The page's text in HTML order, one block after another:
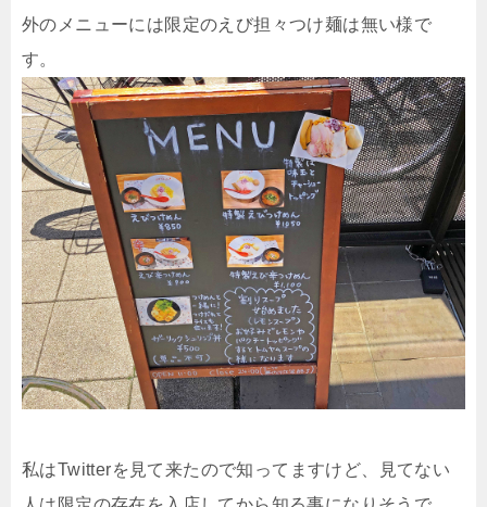
外のメニューには限定のえび担々つけ麺は無い様で
す。
私はTwitterを見て来たので知ってますけど、見てない